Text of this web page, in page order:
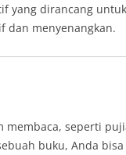
yang dirancang
dan menyenangkan.
membaca, seperti
buku, Anda